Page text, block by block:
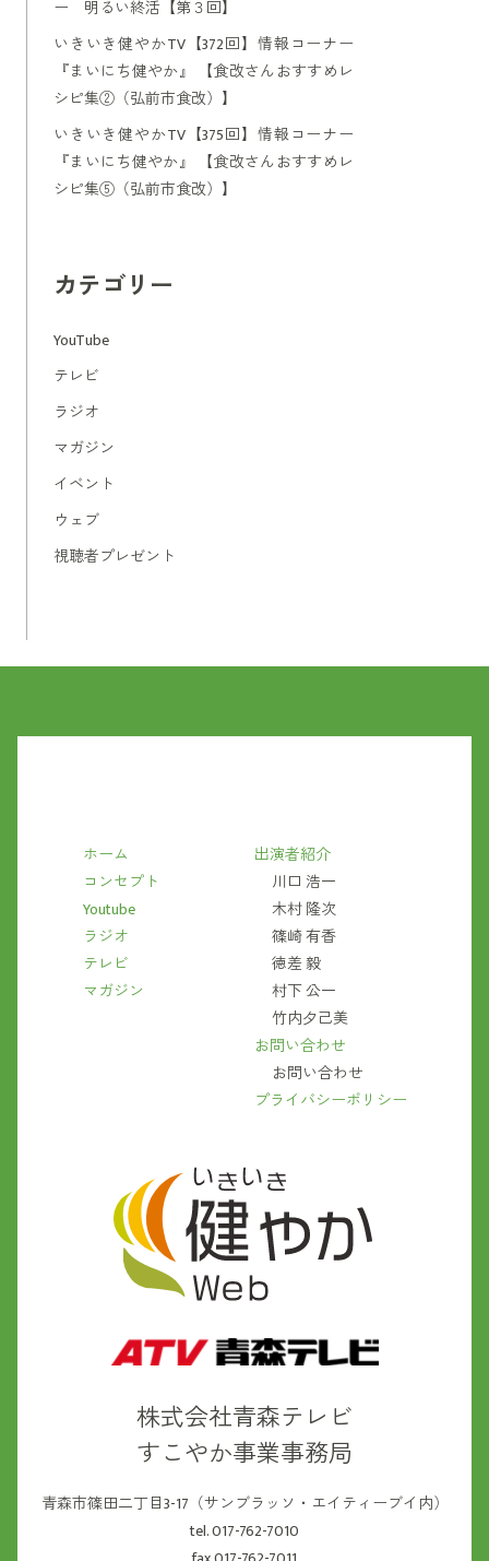
ー 明るい終活【第３回】
いきいき健やかTV【372回】情報コーナー
『まいにち健やか』 【食改さんおすすめレ
シピ集②（弘前市食改）】
いきいき健やかTV【375回】情報コーナー
『まいにち健やか』 【食改さんおすすめレ
シピ集⑤（弘前市食改）】
カテゴリー
YouTube
テレビ
ラジオ
マガジン
イベント
ウェブ
視聴者プレゼント
株式会社青森テレビ
すこやか事業事務局
青森市篠田二丁目3-17（サンブラッソ・エイティーブイ内）
tel. 017-762-7010
ホーム
コンセプト
Youtube
ラジオ
テレビ
マガジン
出演者紹介
川口 浩一
木村 隆次
篠崎 有香
徳差 毅
村下 公一
竹内夕己美
お問い合わせ
お問い合わせ
プライバシーポリシー